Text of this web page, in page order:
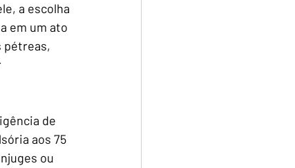
a escolha
em um ato
pétreas,
de
aos 75
ou